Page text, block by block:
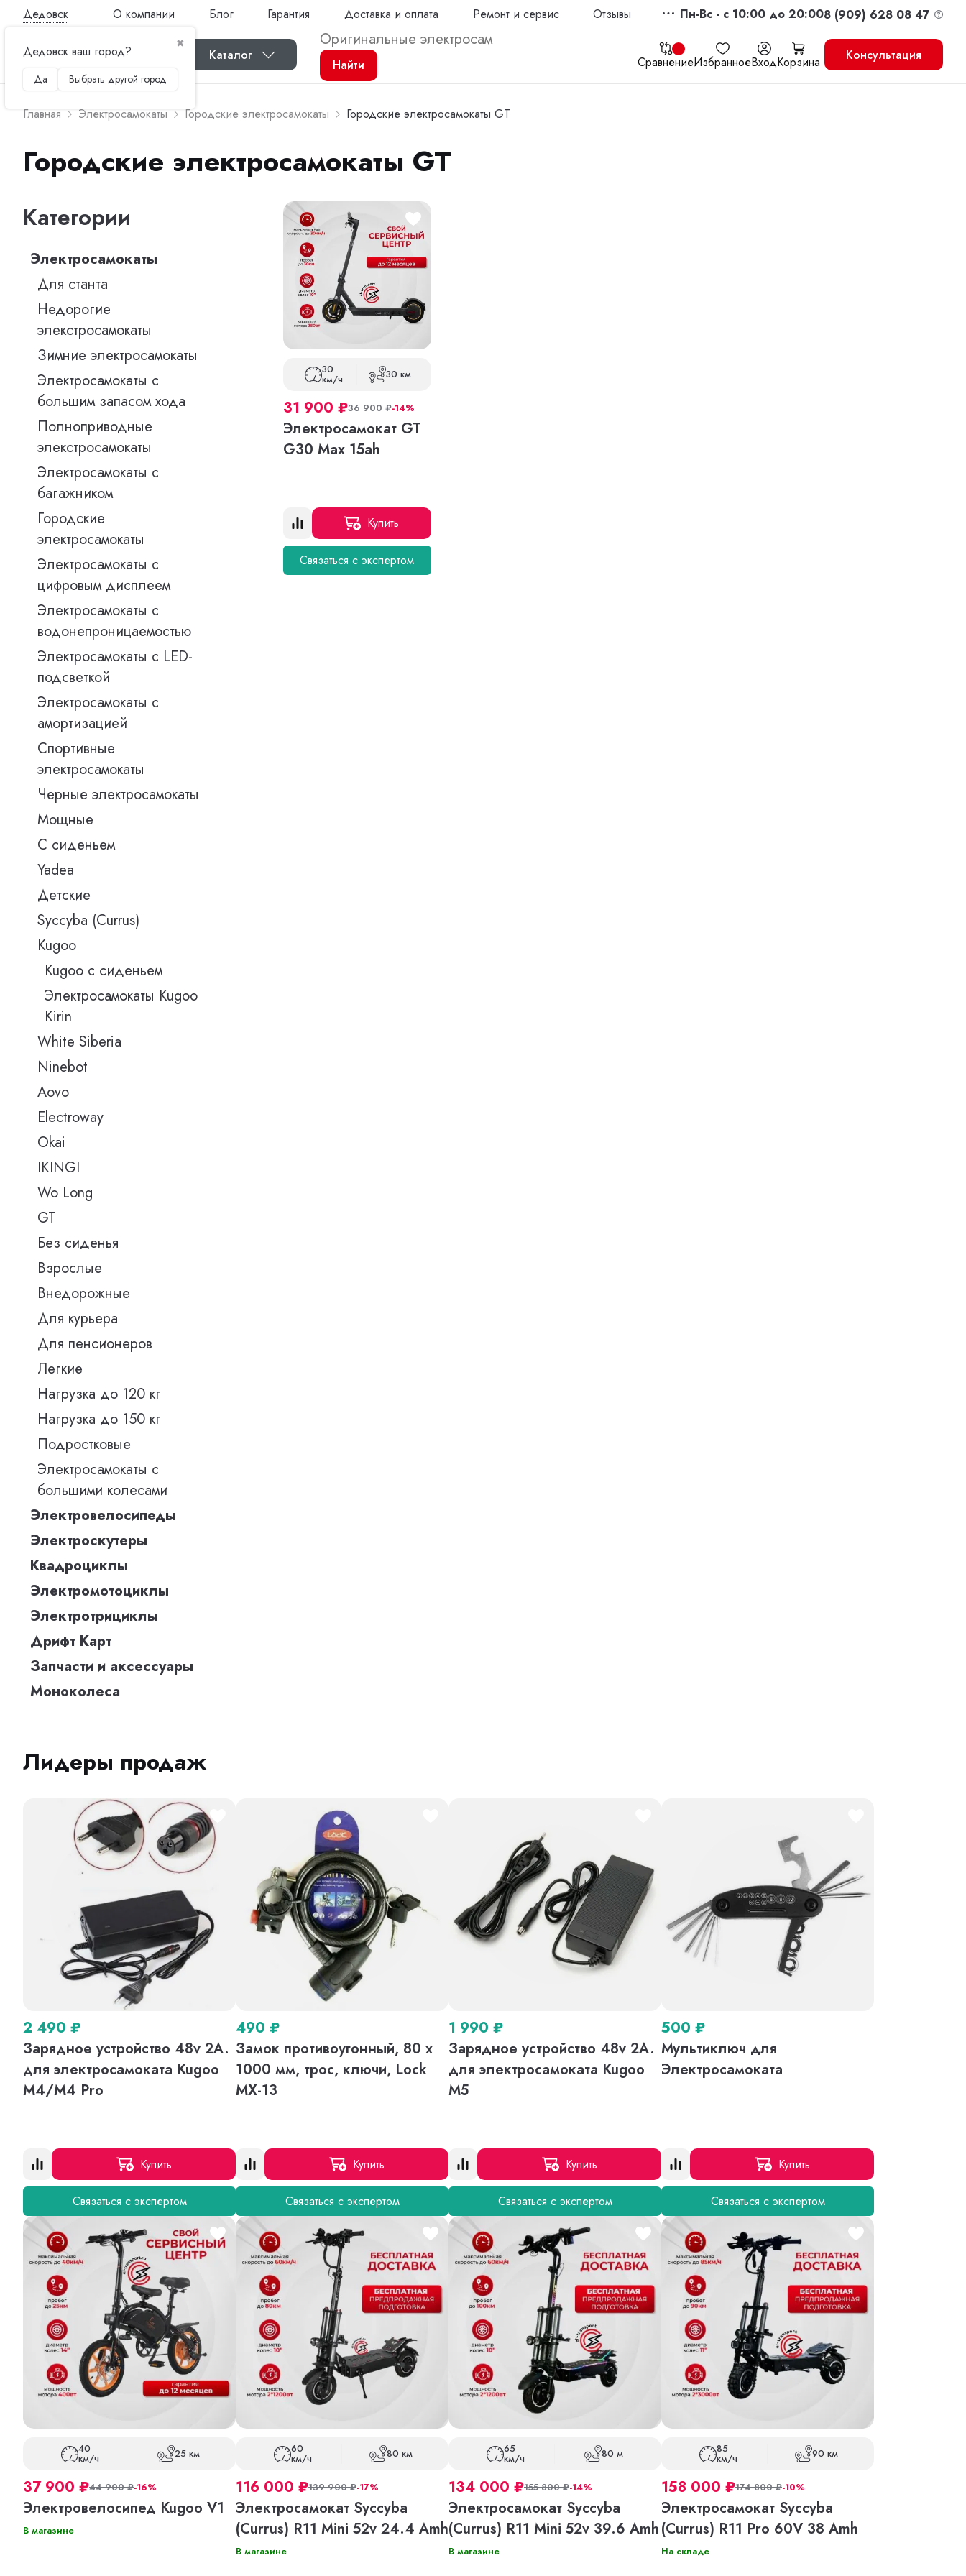
Дедовск
✖
Дедовск ваш город?
Да Выбрать другой город
О компании Блог Гарантия Доставка и оплата Ремонт и сервис Отзывы Пн-Вс - c 10:00 до 20:008 (909) 628 08 47
Каталог СравнениеИзбранноеВходКорзина
Найти
Консультация
Главная Электросамокаты Городские электросамокаты Городские электросамокаты GT
Городские электросамокаты GT
Категории
Электросамокаты
Для станта
Недорогие
элекстросамокаты
Зимние электросамокаты
Электросамокаты с
большим запасом хода
Полноприводные
элекстросамокаты
Электросамокаты с
багажником
Городские
электросамокаты
Электросамокаты с
цифровым дисплеем
Электросамокаты с
водонепроницаемостью
Электросамокаты с LED-
подсветкой
Электросамокаты с
амортизацией
Спортивные
электросамокаты
Черные электросамокаты
Мощные
С сиденьем
Yadea
Детские
Syccyba (Currus)
Kugoo
Kugoo с сиденьем
Электросамокаты Kugoo
Kirin
White Siberia
Ninebot
Aovo
Electroway
Okai
IKINGI
Wo Long
GT
Без сиденья
Взрослые
Внедорожные
Для курьера
Для пенсионеров
Легкие
Нагрузка до 120 кг
Нагрузка до 150 кг
Подростковые
Электросамокаты с
большими колесами
Электровелосипеды
Электроскутеры
Квадроциклы
Электромотоциклы
Электротрициклы
Дрифт Карт
Запчасти и аксессуары
Моноколеса
30
км/ч 30 км
31 900 ₽36 900₽-14%
Электросамокат GT
G30 Max 15ah
Купить
Связаться с экспертом
Лидеры продаж
2 490 ₽
Зарядное устройство 48v 2A.
для электросамоката Kugoo
M4/M4 Pro
Купить
Связаться с экспертом
490 ₽
Замок противоугонный, 80 х
1000 мм, трос, ключи, Lock
MX-13
Купить
Связаться с экспертом
1 990 ₽
Зарядное устройство 48v 2A.
для электросамоката Kugoo
M5
Купить
Связаться с экспертом
500 ₽
Мультиключ для
Электросамоката
Купить
Связаться с экспертом
40
км/ч 25 км
37 900 ₽44 900₽-16%
Электровелосипед Kugoo V1
В магазине
60
км/ч 80 км
116 000 ₽139 900₽-17%
Электросамокат Syccyba
(Currus) R11 Mini 52v 24.4 Amh
В магазине
65
км/ч 80 м
134 000 ₽155 800₽-14%
Электросамокат Syccyba
(Currus) R11 Mini 52v 39.6 Amh
В магазине
85
км/ч 90 км
158 000 ₽174 800₽-10%
Электросамокат Syccyba
(Currus) R11 Pro 60V 38 Amh
На складе